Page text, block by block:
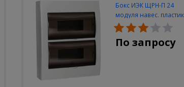
Бокс ИЭК ЩРН-П 24
модуля навес. пластик
IP40
По запросу